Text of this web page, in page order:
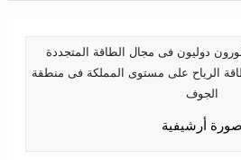
صورة أرشيفية